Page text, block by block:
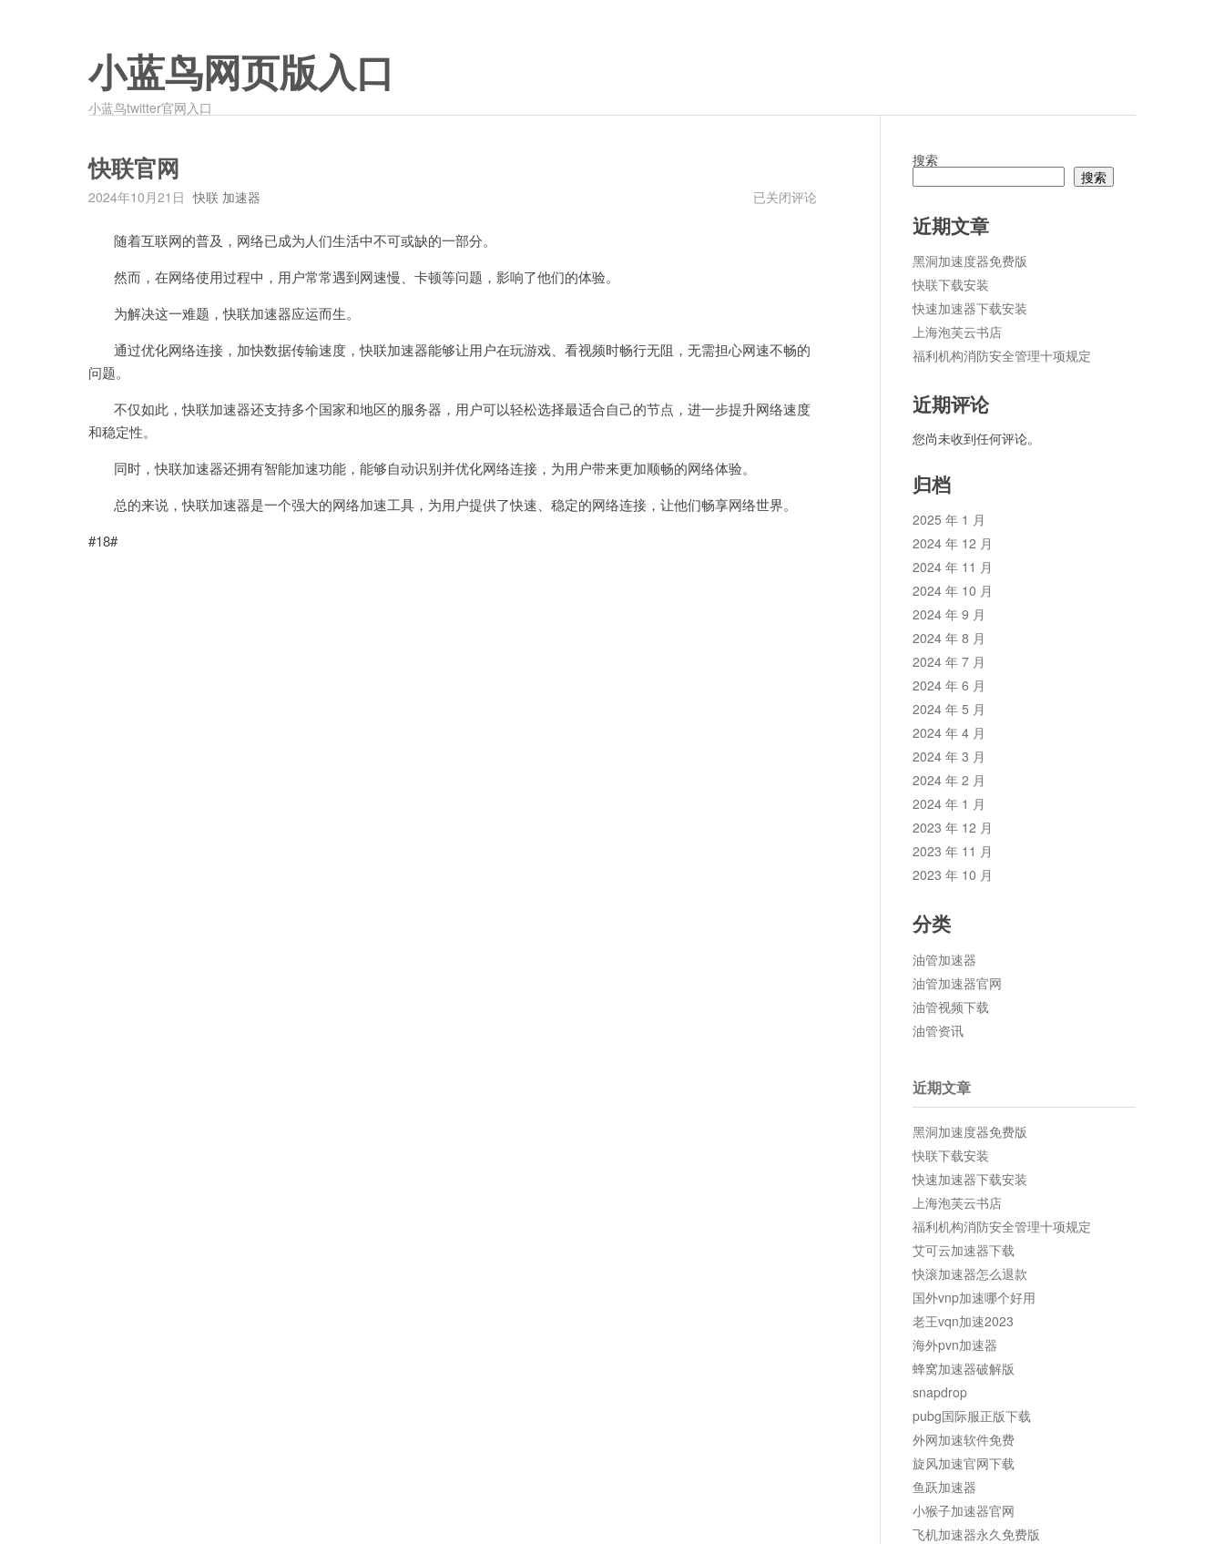
小蓝鸟网页版入口
小蓝鸟twitter官网入口
快联官网
2024年10月21日 快联 加速器
快
已关闭评论
随着互联网的普及，网络已成为人们生活中不可或缺的一部分。
然而，在网络使用过程中，用户常常遇到网速慢、卡顿等问题，影响了他们的体验。
为解决这一难题，快联加速器应运而生。
通过优化网络连接，加快数据传输速度，快联加速器能够让用户在玩游戏、看视频时畅行无阻，无需担心网速不畅的
问题。
不仅如此，快联加速器还支持多个国家和地区的服务器，用户可以轻松选择最适合自己的节点，进一步提升网络速度
和稳定性。
同时，快联加速器还拥有智能加速功能，能够自动识别并优化网络连接，为用户带来更加顺畅的网络体验。
总的来说，快联加速器是一个强大的网络加速工具，为用户提供了快速、稳定的网络连接，让他们畅享网络世界。
#18#
搜索
搜索
近期文章
黑洞加速度器免费版
快联下载安装
快速加速器下载安装
上海泡芙云书店
福利机构消防安全管理十项规定
近期评论
您尚未收到任何评论。
归档
2025 年 1 月
2024 年 12 月
2024 年 11 月
2024 年 10 月
2024 年 9 月
2024 年 8 月
2024 年 7 月
2024 年 6 月
2024 年 5 月
2024 年 4 月
2024 年 3 月
2024 年 2 月
2024 年 1 月
2023 年 12 月
2023 年 11 月
2023 年 10 月
分类
油管加速器
油管加速器官网
油管视频下载
油管资讯
近期文章
黑洞加速度器免费版
快联下载安装
快速加速器下载安装
上海泡芙云书店
福利机构消防安全管理十项规定
艾可云加速器下载
快滚加速器怎么退款
国外vnp加速哪个好用
老王vqn加速2023
海外pvn加速器
蜂窝加速器破解版
snapdrop
pubg国际服正版下载
外网加速软件免费
旋风加速官网下载
鱼跃加速器
小猴子加速器官网
飞机加速器永久免费版